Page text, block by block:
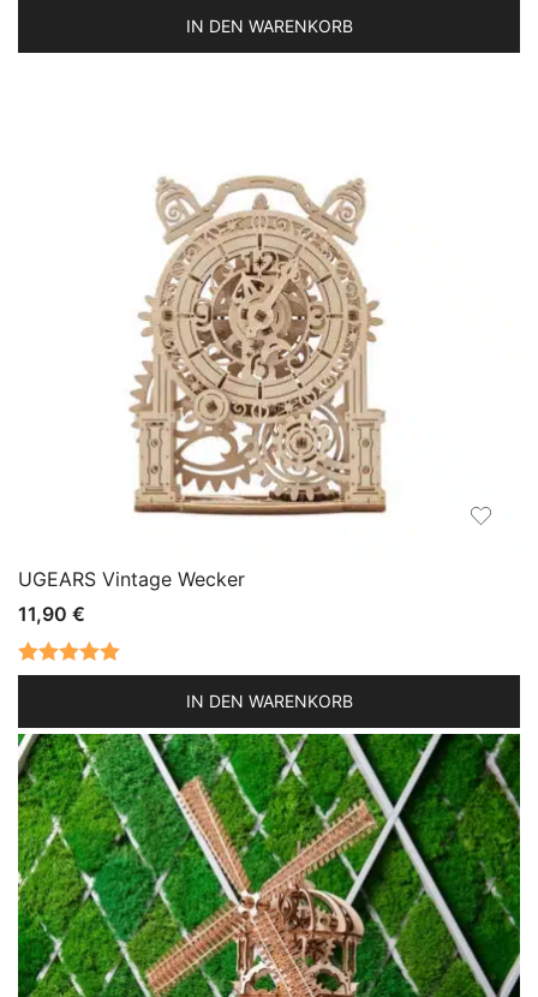
IN DEN WARENKORB
UGEARS Vintage Wecker
11,90 €
Bewertet mit
IN DEN WARENKORB